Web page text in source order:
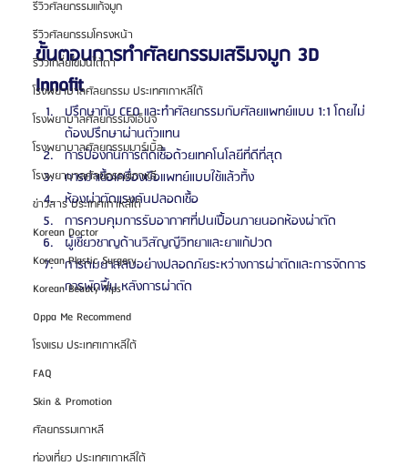
รีวิวศัลยกรรมแก้จมูก
รีวิวศัลยกรรมโครงหน้า
รีวิวเกลี่ยไขมันใต้ตา
โรงพยาบาลศัลยกรรม ประเทศเกาหลีใต้
โรงพยาบาลศัลยกรรมจีเอ็นจี
โรงพยาบาลศัลยกรรมมาร์เบิ้ล
โรงพยาบาลศัลยกรรมเกาหลี
ข่าวสาร ประเทศเกาหลีใต้
Korean Doctor
Korean Plastic Surgery
Korean Beauty Tips
Oppa Me Recommend
โรงแรม ประเทศเกาหลีใต้
FAQ
Skin & Promotion
ศัลยกรรมเกาหลี
ท่องเที่ยว ประเทศเกาหลีใต้
ขั้นตอนการทำศัลยกรรมเสริมจมูก 3D
Innofit
ปรึกษากับ CEO และทำศัลยกรรมกับศัลยแพทย์แบบ 1:1 โดยไม่
ต้องปรึกษาผ่านตัวแทน
การป้องกันการติดเชื้อด้วยเทคโนโลยีที่ดีที่สุด
การฆ่าเชื้อเครื่องมือแพทย์แบบใช้แล้วทิ้ง
ห้องผ่าตัดแรงดันปลอดเชื้อ
การควบคุมการรับอากาศที่ปนเปื้อนภายนอกห้องผ่าตัด
ผู้เชี่ยวชาญด้านวิสัญญีวิทยาและยาแก้ปวด
การดมยาสลบอย่างปลอดภัยระหว่างการผ่าตัดและการจัดการ
การพักฟื้น หลังการผ่าตัด